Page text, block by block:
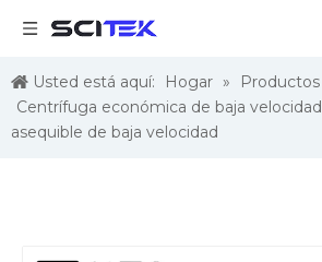
Usted está aquí: Hogar » Productos
Centrífuga económica de baja velocidad
asequible de baja velocidad